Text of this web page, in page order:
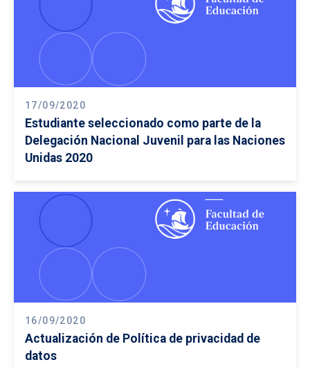
17/09/2020
Estudiante seleccionado como parte de la
Delegación Nacional Juvenil para las Naciones
Unidas 2020
16/09/2020
Actualización de Política de privacidad de
datos